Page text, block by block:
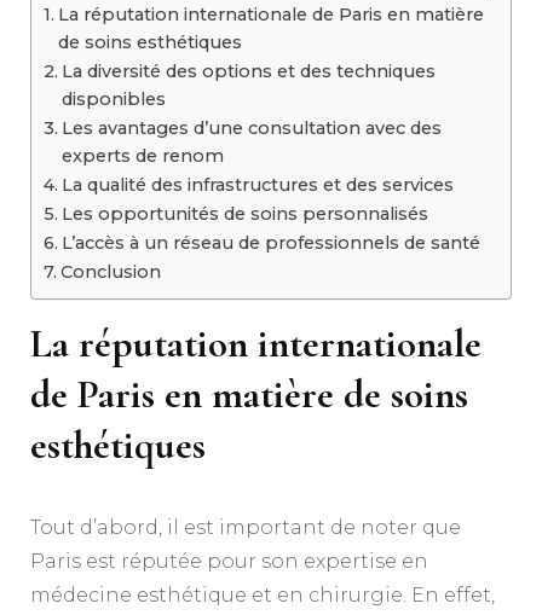
La réputation internationale de Paris en matière
de soins esthétiques
La diversité des options et des techniques
disponibles
Les avantages d’une consultation avec des
experts de renom
La qualité des infrastructures et des services
Les opportunités de soins personnalisés
L’accès à un réseau de professionnels de santé
Conclusion
La réputation internationale
de Paris en matière de soins
esthétiques
Tout d’abord, il est important de noter que
Paris est réputée pour son expertise en
médecine esthétique et en chirurgie. En effet,